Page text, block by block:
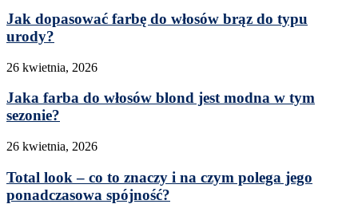
Jak dopasować farbę do włosów brąz do typu
urody?
26 kwietnia, 2026
Jaka farba do włosów blond jest modna w tym
sezonie?
26 kwietnia, 2026
Total look – co to znaczy i na czym polega jego
ponadczasowa spójność?